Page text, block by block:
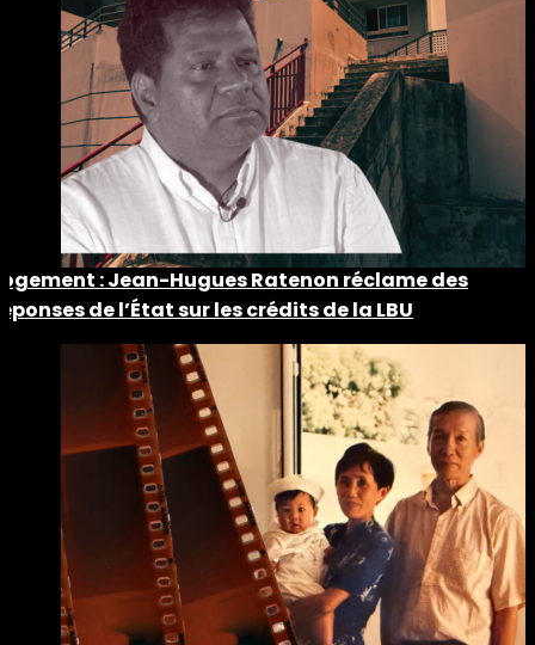
: Jean-Hugues Ratenon réclame des
de l’État sur les crédits de la LBU